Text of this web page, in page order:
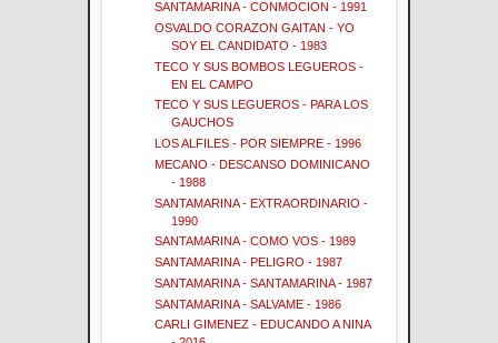
SANTAMARINA - CONMOCION - 1991
OSVALDO CORAZON GAITAN - YO
SOY EL CANDIDATO - 1983
TECO Y SUS BOMBOS LEGUEROS -
EN EL CAMPO
TECO Y SUS LEGUEROS - PARA LOS
GAUCHOS
LOS ALFILES - POR SIEMPRE - 1996
MECANO - DESCANSO DOMINICANO
- 1988
SANTAMARINA - EXTRAORDINARIO -
1990
SANTAMARINA - COMO VOS - 1989
SANTAMARINA - PELIGRO - 1987
SANTAMARINA - SANTAMARINA - 1987
SANTAMARINA - SALVAME - 1986
CARLI GIMENEZ - EDUCANDO A NINA